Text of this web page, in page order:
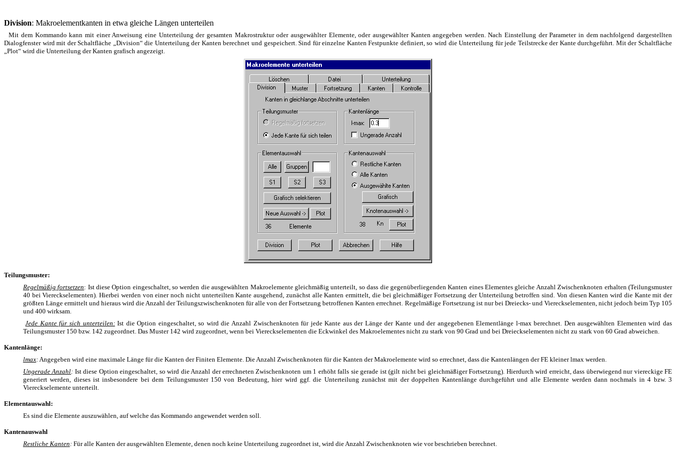
Division: Makroelementkanten in etwa gleiche Längen unterteilen
Mit dem Kommando kann mit einer Anweisung eine Unterteilung der gesamten Makrostruktur oder ausgewählter Elemente, oder ausgewählter Kanten angegeben werden. Nach Einstellung der Parameter in dem nachfolgend dargestellten
Dialogfenster wird mit der Schaltfläche „Division“ die Unterteilung der Kanten berechnet und gespeichert. Sind für einzelne Kanten Festpunkte definiert, so wird die Unterteilung für jede Teilstrecke der Kante durchgeführt. Mit der Schaltfläche
„Plot“ wird die Unterteilung der Kanten grafisch angezeigt.
Teilungsmuster:
Regelmäßig fortsetzen: Ist diese Option eingeschaltet, so werden die ausgewählten Makroelemente gleichmäßig unterteilt, so dass die gegenüberliegenden Kanten eines Elementes gleiche Anzahl Zwischenknoten erhalten (Teilungsmuster
40 bei Viereckselementen). Hierbei werden von einer noch nicht unterteilten Kante ausgehend, zunächst alle Kanten ermittelt, die bei gleichmäßiger Fortsetzung der Unterteilung betroffen sind. Von diesen Kanten wird die Kante mit der
größten Länge ermittelt und hieraus wird die Anzahl der Teilungszwischenknoten für alle von der Fortsetzung betroffenen Kanten errechnet. Regelmäßige Fortsetzung ist nur bei Dreiecks- und Viereckselementen, nicht jedoch beim Typ 105
und 400 wirksam.
Jede Kante für sich unterteilen:Ist die Option eingeschaltet, so wird die Anzahl Zwischenknoten für jede Kante aus der Länge der Kante und der angegebenen Elementlänge l-max berechnet. Den ausgewählten Elementen wird das
Teilungsmuster 150 bzw. 142 zugeordnet. Das Muster 142 wird zugeordnet, wenn bei Viereckselementen die Eckwinkel des Makroelementes nicht zu stark von 90 Grad und bei Dreieckselementen nicht zu stark von 60 Grad abweichen.
Kantenlänge:
lmax:Angegeben wird eine maximale Länge für die Kanten der Finiten Elemente. Die Anzahl Zwischenknoten für die Kanten der Makroelemente wird so errechnet, dass die Kantenlängen der FE kleiner lmax werden.
Ungerade Anzahl: Ist diese Option eingeschaltet, so wird die Anzahl der errechneten Zwischenknoten um 1 erhöht falls sie gerade ist (gilt nicht bei gleichmäßiger Fortsetzung). Hierdurch wird erreicht, dass überwiegend nur viereckige FE
generiert werden, dieses ist insbesondere bei dem Teilungsmuster 150 von Bedeutung, hier wird ggf. die Unterteilung zunächst mit der doppelten Kantenlänge durchgeführt und alle Elemente werden dann nochmals in 4 bzw. 3
Viereckselemente unterteilt.
Elementauswahl:
Es sind die Elemente auszuwählen, auf welche das Kommando angewendet werden soll.
Kantenauswahl
Restliche Kanten :Für alle Kanten der ausgewählten Elemente, denen noch keine Unterteilung zugeordnet ist, wird die Anzahl Zwischenknoten wie vor beschrieben berechnet.